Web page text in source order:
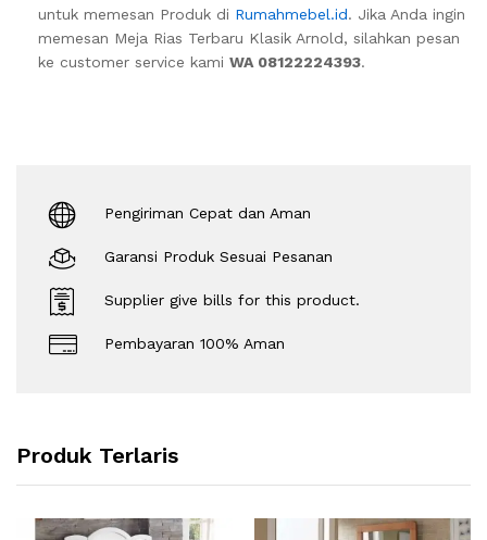
untuk memesan Produk di Rumahmebel.id. Jika Anda ingin
memesan Meja Rias Terbaru Klasik Arnold, silahkan pesan
ke customer service kami WA 08122224393.
Pengiriman Cepat dan Aman
Garansi Produk Sesuai Pesanan
Supplier give bills for this product.
Pembayaran 100% Aman
Produk Terlaris